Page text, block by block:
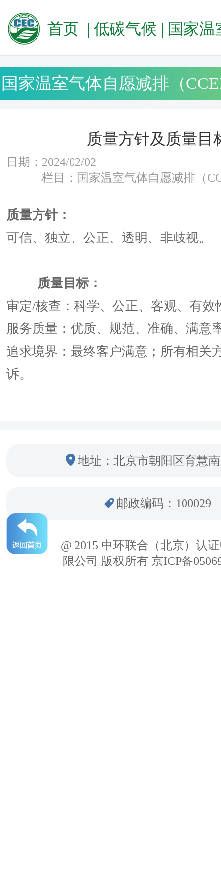
首页 | 低碳气候 | 国家温室气体自愿减排（
国家温室气体自愿减排（
质量方针及质量目
日期：2024/02/02
栏目：国家温室气体自愿减排（
质量方针：
可信、独立、公正、透明、非歧视。
质量目标：
审定/核查：科学、公正、客观、有效
服务质量：优质、规范、准确、满意
追求境界：最终客户满意；所有相关
诉。
地址：北京市朝阳区育慧
邮政编码：100029
@ 2015 中环联合（北京）认
限公司 版权所有 京ICP备